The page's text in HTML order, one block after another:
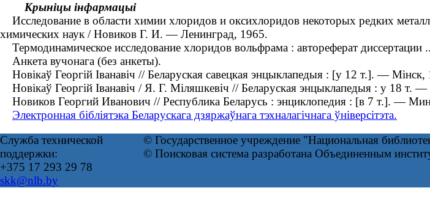
Крыніцы інфармацыі
Исследование в области химии хлоридов и оксихлоридов некоторых редких
химических наук / Новиков Г. И. — Ленинград, 1965.
Термодинамическое исследование хлоридов вольфрама : автореферат
Анкета вучонага (без анкеты).
Новікаў Георгій Іванавіч // Беларуская савецкая энцыклапедыя : [у 12 т.]. —
Новікаў Георгій Іванавіч / Я. Г. Міляшкевіч // Беларуская энцыклапедыя : у 18
Новиков Георгий Иванович // Республика Беларусь : энциклопедия : [в 7 т.]. —
Электронная бібліятэка Беларускага дзяржаўнага тэхналагічнага ўніверсітэта.
Служба технической
поддержки:
+375 17 293 29 78
skk@nlb.by
© Государственное учреждение "Национальная
© Поисковая система разработана Объединенным